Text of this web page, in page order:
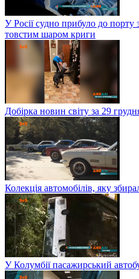
У Росії судно прибуло до
товстим шаром криги
Добірка новин світу за 29
Колекція автомобілів, яку
У Колумбії пасажирський